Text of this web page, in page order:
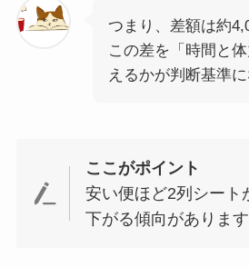
つまり、差額は約
この差を「時間と
えるかが判断基準に
ここがポイント
安い便ほど2列シート
下がる傾向があります